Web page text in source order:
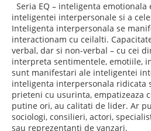
Seria EQ – inteligenta
inteligentei interpersonale si a
Inteligenta interpersonala se
interactionam cu ceilalti.
verbal, dar si non-verbal – cu cei
interpreta sentimentele, emotiile,
sunt manifestari ale inteligentei
inteligenta interpersonala ridicata
prieteni cu usurinta, empatizeaza
putine ori, au calitati de lider. Ar
sociologi, consilieri, actori,
sau reprezentanti de vanzari.